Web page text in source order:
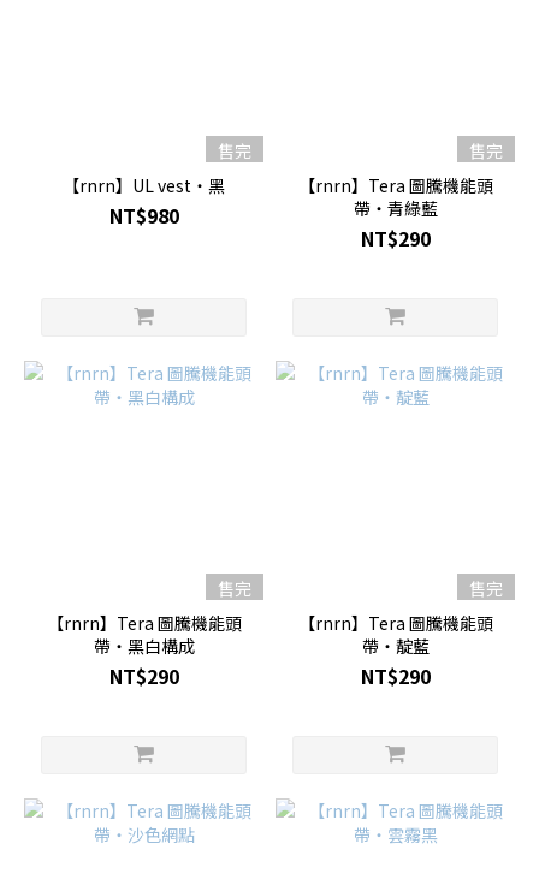
售完
【rnrn】UL vest・黑
NT$980
售完
【rnrn】Tera 圖騰機能頭
帶・青綠藍
NT$290
售完
【rnrn】Tera 圖騰機能頭
帶・黑白構成
NT$290
售完
【rnrn】Tera 圖騰機能頭
帶・靛藍
NT$290